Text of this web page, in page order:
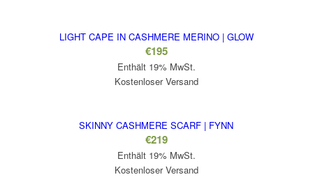
LIGHT CAPE IN CASHMERE MERINO | GLOW
€195
Enthält 19% MwSt.
Kostenloser Versand
SKINNY CASHMERE SCARF | FYNN
€219
Enthält 19% MwSt.
Kostenloser Versand